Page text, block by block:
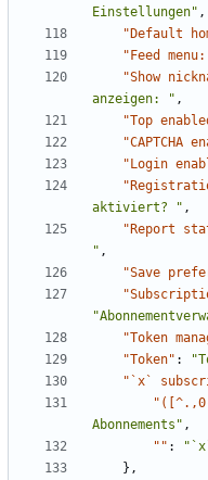
Einstellungen" ,
"Default
"Feed
"Show
anzeigen: " ,
"Top
"CAPTCHA
"Login
aktiviert? " ,
"Report
" ,
"Save
"Token
"Token" :
"`x`
Abonnements" ,
"" :
},